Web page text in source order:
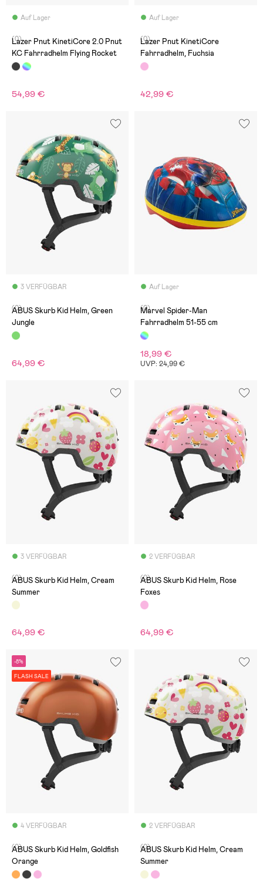
Auf Lager
(0)
Lazer Pnut KinetiCore 2.0 Pnut
KC Fahrradhelm Flying Rocket
54,99 €
Auf Lager
(0)
Lazer Pnut KinetiCore
Fahrradhelm, Fuchsia
42,99 €
3 VERFÜGBAR
(0)
ABUS Skurb Kid Helm, Green
Jungle
64,99 €
Auf Lager
(0)
Marvel Spider-Man
Fahrradhelm 51-55 cm
18,99 €
UVP: 24,99 €
3 VERFÜGBAR
(0)
ABUS Skurb Kid Helm, Cream
Summer
64,99 €
2 VERFÜGBAR
(0)
ABUS Skurb Kid Helm, Rose
Foxes
64,99 €
-8%
FLASH SALE
4 VERFÜGBAR
(0)
ABUS Skurb Kid Helm, Goldfish
Orange
2 VERFÜGBAR
(0)
ABUS Skurb Kid Helm, Cream
Summer